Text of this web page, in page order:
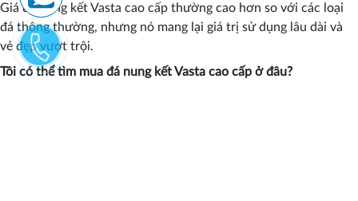
Giá đá nung kết Vasta cao cấp thường cao hơn so với các loại
đá thông thường, nhưng nó mang lại giá trị sử dụng lâu dài và
vẻ đẹp vượt trội.
Tôi có thể tìm mua đá nung kết Vasta cao cấp ở đâu?